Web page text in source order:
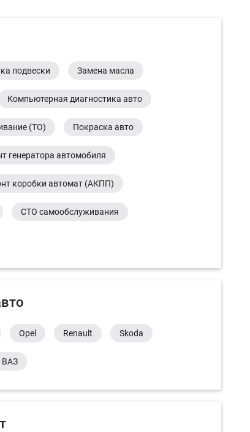
подвески Замена масла
Компьютерная диагностика авто
(ТО) Покраска авто
генератора автомобиля
коробки автомат (АКПП)
СТО самообслуживания
Opel Renault Skoda
ВАЗ